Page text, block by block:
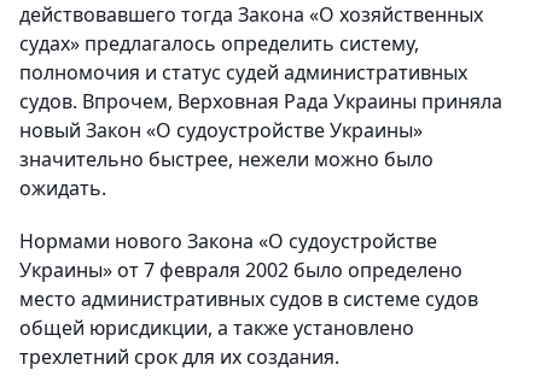
действовавшего тогда Закона «О хозяйственных
судах» предлагалось определить систему,
полномочия и статус судей административных
судов. Впрочем, Верховная Рада Украины приняла
новый Закон «О судоустройстве Украины»
значительно быстрее, нежели можно было
ожидать.
Нормами нового Закона «О судоустройстве
Украины» от 7 февраля 2002 было определено
место административных судов в системе судов
общей юрисдикции, а также установлено
трехлетний срок для их создания.